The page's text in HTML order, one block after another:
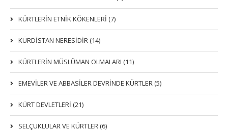
KÜRTLERIN ETNIK KÖKENLERI (7)
KÜRDİSTAN NERESİDİR (14)
KÜRTLERİN MÜSLÜMAN OLMALARI (11)
EMEVİLER VE ABBASİLER DEVRİNDE KÜRTLER (5)
KÜRT DEVLETLERİ (21)
SELÇUKLULAR VE KÜRTLER (6)